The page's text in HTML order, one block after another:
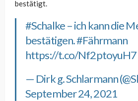
bestätigt.
#Schalke– ich kann die
bestätigen.#Fährmann
https://t.co/Nf2ptoyuH7
— Dirk g. Schlarmann
September 24, 2021